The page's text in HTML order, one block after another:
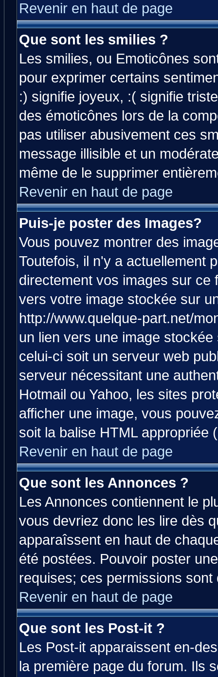
Revenir en haut de page
Que sont les smilies ?
Les smilies, ou Emoticônes
pour exprimer certains
:) signifie joyeux, :( signifie
des émoticônes lors de la
pas utiliser abusivement ces
message illisible et un
même de le supprimer
Revenir en haut de page
Puis-je poster des Images?
Vous pouvez montrer des
Toutefois, il n'y a actuellement
directement vos images sur ce
vers votre image stockée sur
http://www.quelque-part.net/
un lien vers une image
celui-ci soit un serveur web
serveur nécessitant une
Hotmail ou Yahoo, les sites
afficher une image, vous
soit la balise HTML appropriée
Revenir en haut de page
Que sont les Annonces ?
Les Annonces contiennent le
vous devriez donc les lire dès
apparaîssent en haut de
été postées. Pouvoir poster
requises; ces permissions
Revenir en haut de page
Que sont les Post-it ?
Les Post-it apparaissent en-
la première page du forum. Ils